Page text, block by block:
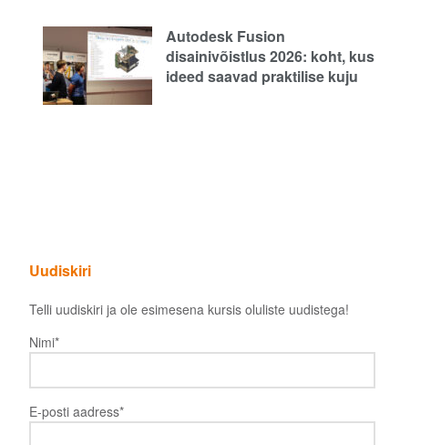
Autodesk Fusion
disainivõistlus 2026: koht, kus
ideed saavad praktilise kuju
Uudiskiri
Telli uudiskiri ja ole esimesena kursis oluliste uudistega!
Nimi*
E-posti aadress*
toimuvaga!